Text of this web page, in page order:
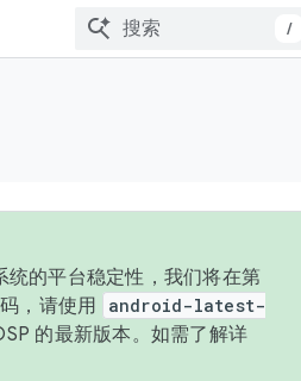
/
的平台稳定性，我们将在第
，请使用
android-latest-
的最新版本。如需了解详